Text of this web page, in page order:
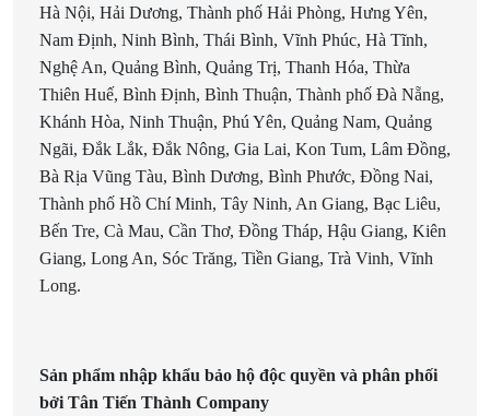
Hà Nội, Hải Dương, Thành phố Hải Phòng, Hưng Yên,
Nam Định, Ninh Bình, Thái Bình, Vĩnh Phúc, Hà Tĩnh,
Nghệ An, Quảng Bình, Quảng Trị, Thanh Hóa, Thừa
Thiên Huế, Bình Định, Bình Thuận, Thành phố Đà Nẵng,
Khánh Hòa, Ninh Thuận, Phú Yên, Quảng Nam, Quảng
Ngãi, Đắk Lắk, Đắk Nông, Gia Lai, Kon Tum, Lâm Đồng,
Bà Rịa Vũng Tàu, Bình Dương, Bình Phước, Đồng Nai,
Thành phố Hồ Chí Minh, Tây Ninh, An Giang, Bạc Liêu,
Bến Tre, Cà Mau, Cần Thơ, Đồng Tháp, Hậu Giang, Kiên
Giang, Long An, Sóc Trăng, Tiền Giang, Trà Vinh, Vĩnh
Long.
Sản phẩm nhập khẩu bảo hộ độc quyền và phân phối
bởi Tân Tiến Thành Company